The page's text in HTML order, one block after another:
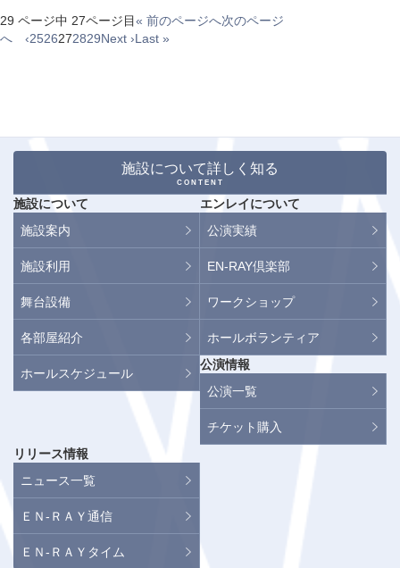
29 ページ中 27ページ目« 前のページへ次のページ
へ ‹2526272829Next ›Last »
施設について詳しく知る
CONTENT
施設について
施設案内
施設利用
舞台設備
各部屋紹介
ホールスケジュール
エンレイについて
公演実績
EN-RAY倶楽部
ワークショップ
ホールボランティア
公演情報
公演一覧
チケット購入
リリース情報
ニュース一覧
ＥＮ-ＲＡＹ通信
ＥＮ-ＲＡＹタイム